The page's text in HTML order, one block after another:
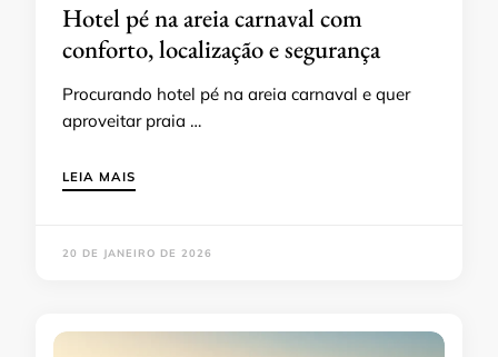
Hotel pé na areia carnaval com
conforto, localização e segurança
Procurando hotel pé na areia carnaval e quer
aproveitar praia …
LEIA MAIS
20 DE JANEIRO DE 2026